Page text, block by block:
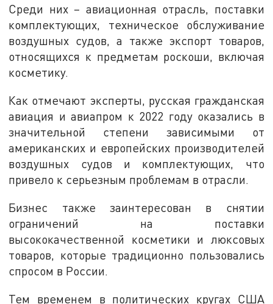
Среди них – авиационная отрасль, поставки
комплектующих, техническое обслуживание
воздушных судов, а также экспорт товаров,
относящихся к предметам роскоши, включая
косметику.
Как отмечают эксперты, русская гражданская
авиация и авиапром к 2022 году оказались в
значительной степени зависимыми от
американских и европейских производителей
воздушных судов и комплектующих, что
привело к серьезным проблемам в отрасли.
Бизнес также заинтересован в снятии
ограничений на поставки
высококачественной косметики и люксовых
товаров, которые традиционно пользовались
спросом в России.
Тем временем в политических кругах США